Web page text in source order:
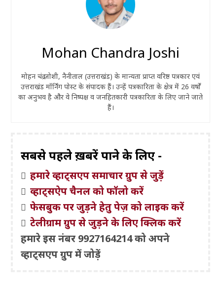
Mohan Chandra Joshi
मोहन चंद्र जोशी, नैनीताल (उत्तराखंड) के मान्यता प्राप्त वरिष्ठ पत्रकार एवं
उत्तराखंड मॉर्निंग पोस्ट के संपादक हैं। उन्हें पत्रकारिता के क्षेत्र में 26 वर्षों
का अनुभव है और वे निष्पक्ष व जनहितकारी पत्रकारिता के लिए जाने जाते
हैं।
सबसे पहले ख़बरें पाने के लिए -
हमारे व्हाट्सएप समाचार ग्रुप से जुड़ें
व्हाट्सऐप चैनल को फॉलो करें
फेसबुक पर जुड़ने हेतु पेज़ को लाइक करें
टेलीग्राम ग्रुप से जुड़ने के लिए क्लिक करें
हमारे इस नंबर 9927164214 को अपने
व्हाट्सएप ग्रुप में जोड़ें